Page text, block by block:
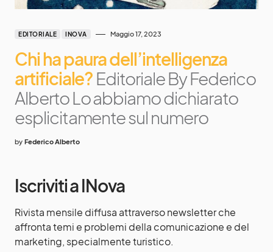
EDITORIALE INOVA Maggio 17, 2023
Chi ha paura dell’intelligenza
artificiale? Editoriale By Federico
Alberto Lo abbiamo dichiarato
esplicitamente sul numero
by Federico Alberto
Iscriviti a INova
Rivista mensile diffusa attraverso newsletter che
affronta temi e problemi della comunicazione e del
marketing, specialmente turistico.